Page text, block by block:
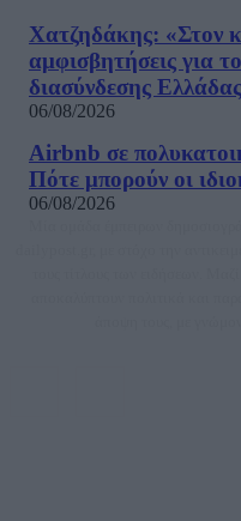
Χατζηδάκης: «Στον
αμφισβητήσεις για
διασύνδεσης
06/08/2026
Airbnb σε
Πότε μπορούν οι
06/08/2026